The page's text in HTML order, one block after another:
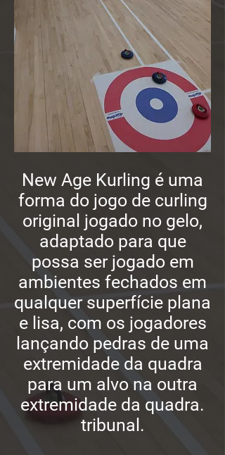
New Age Kurling é uma
forma do jogo de curling
original jogado no gelo,
adaptado para que
possa ser jogado em
ambientes fechados em
qualquer superfície plana
e lisa, com os jogadores
lançando pedras de uma
extremidade da quadra
para um alvo na outra
extremidade da quadra.
tribunal.